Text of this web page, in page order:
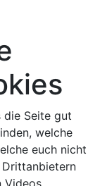
die Seite gut
welche
euch nicht
Videos.